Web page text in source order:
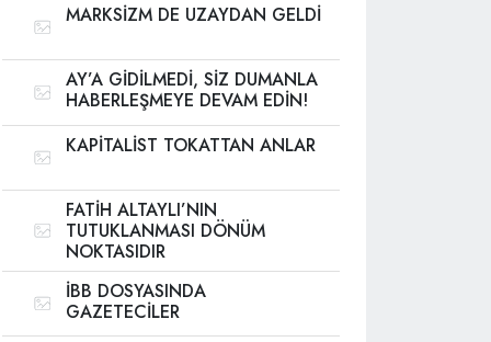
MARKSİZM DE UZAYDAN GELDİ
AY’A GİDİLMEDİ, SİZ DUMANLA
HABERLEŞMEYE DEVAM EDİN!
KAPİTALİST TOKATTAN ANLAR
FATİH ALTAYLI’NIN
TUTUKLANMASI DÖNÜM
NOKTASIDIR
İBB DOSYASINDA
GAZETECİLER